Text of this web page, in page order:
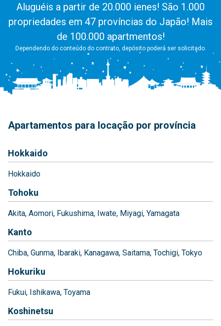
Aluguéis a partir de 20.000 ienes! São 1.000
propriedades em 47 províncias do Japão! Mais
de 100.000 apartmentos!
Dependendo do conteúdo do contrato, depósito poderá ser solicitado.
Apartamentos para locação por província
Hokkaido
Hokkaido
Tohoku
Akita Aomori Fukushima Iwate Miyagi Yamagata
Kanto
Chiba Gunma Ibaraki Kanagawa Saitama Tochigi Tokyo
Hokuriku
Fukui Ishikawa Toyama
Koshinetsu